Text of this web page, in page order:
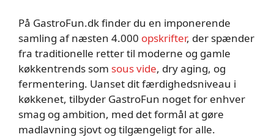
På GastroFun.dk finder du en imponerende
samling af næsten 4.000 opskrifter, der spænder
fra traditionelle retter til moderne og gamle
køkkentrends som sous vide, dry aging, og
fermentering. Uanset dit færdighedsniveau i
køkkenet, tilbyder GastroFun noget for enhver
smag og ambition, med det formål at gøre
madlavning sjovt og tilgængeligt for alle.